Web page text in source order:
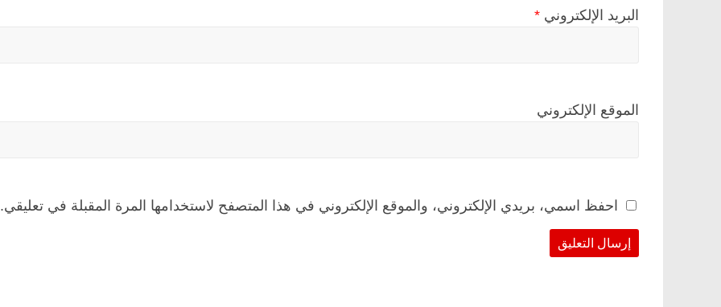
البريد الإلكتروني *
الموقع الإلكتروني
احفظ اسمي، بريدي الإلكتروني، والموقع الإلكتروني في هذا المتصفح لاستخدامها المرة المقبلة في تعليقي.